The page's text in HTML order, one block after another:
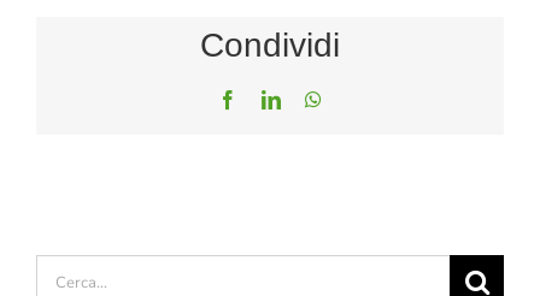
Condividi
FacebookLinkedIn
Cerca